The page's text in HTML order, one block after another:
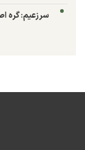
سرزعیم: گره